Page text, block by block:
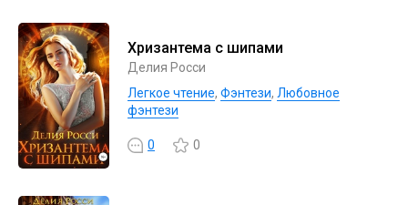
Хризантема с шипами
Делия Росси
Легкое чтение, Фэнтези, Любовное
фэнтези
0 0